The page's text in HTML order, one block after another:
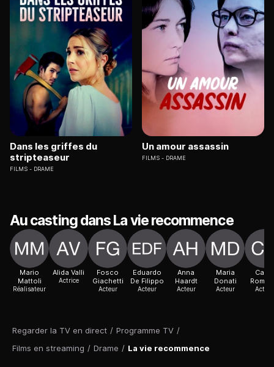
Regarder la TV en direct / Programme TV /
Films en streaming / Drame / La vie recommence
Dans les griffes du
stripteaseur
FILMS DRAME
Un amour assassin
FILMS DRAME
Au casting dans La vie recommence
Mario
Mattoli
Réalisateur
Alida Valli
Actrice
Fosco
Giachetti
Acteur
Eduardo
De Filippo
Acteur
Anna
Haardt
Acteur
Maria
Donati
Acteur
Carlo
Acteur